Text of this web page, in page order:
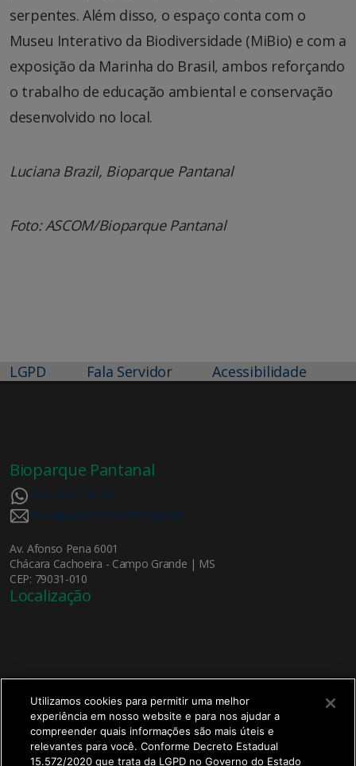
serpentes. Além disso, o espaço conta com o
Museu Interativo da Biodiversidade (MiBio) e com a
exposição da Marinha do Brasil, ambos reforçando
o trabalho de educação ambiental e conservação
desenvolvido no local.
Luciana Brazil, Bioparque Pantanal
Foto: ASCOM/Bioparque Pantanal
LGPD Fala Servidor Acessibilidade
Bioparque Pantanal
(67) 99217-8189
bioparquepantanal@ms.gov.br
Av. Afonso Pena 6001
Chácara Cachoeira - Campo Grande | MS
CEP: 79031-010
Localização
Bem-vindo ao Bioparque Pantanal!
Utilizamos cookies para permitir uma melhor
experiência em nosso website e para nos ajudar a
compreender quais informações são mais úteis e
relevantes para você. Conforme Decreto Estadual
15.572/2020 que trata da LGPD no Governo do Estado